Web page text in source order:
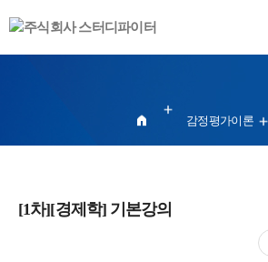
감정평가이론
[1차][경제학] 기본강의